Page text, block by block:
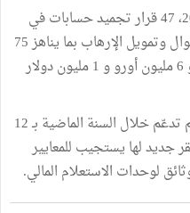
كما أفاد أنّ اللجنة أصدر، في سنة 2018، 47 قرار تجميد حسابات في
علاقة بعمليات مسترابة في غسل الأموال وتمويل الإرهاب بما يناهز 75
مليون دينار (51 مليون دينار تونسي و 6 مليون أورو و 1 مليون دولار
ولاحظ أنّ الرصيد البشري للجنة قد تم تدعّم خلال السنة الماضية بـ 12
جديد لها يستجيب للمعايير
لوحدات الاستعلام المالي.